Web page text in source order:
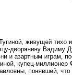
живущей тихо
дворянину Вадиму
и азартным играм,
купец-
понявшей, что